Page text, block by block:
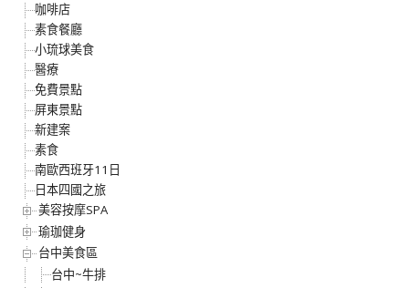
咖啡店
素食餐廳
小琉球美食
醫療
免費景點
屏東景點
新建案
素食
南歐西班牙11日
日本四國之旅
美容按摩SPA
瑜珈健身
台中美食區
台中~牛排